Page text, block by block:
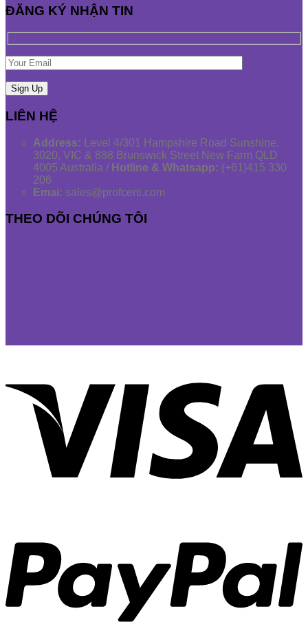
ĐĂNG KÝ NHẬN TIN
LIÊN HỆ
Address: Level 4/301 Hampshire Road Sunshine,
3020, VIC & 888 Brunswick Street New Farm QLD
4005 Australia / Hotline & Whatsapp: (+61)415 330
206
Emai: sales@profcerti.com
THEO DÕI CHÚNG TÔI